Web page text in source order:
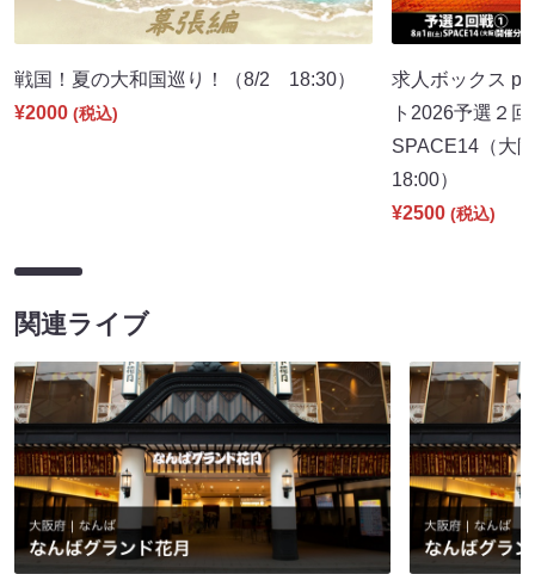
戦国！夏の大和国巡り！（8/2 18:30）
¥2000 (税込)
求人ボックス
ト2026予選２
SPACE14（大
18:00）
¥2500 (税込)
関連ライブ